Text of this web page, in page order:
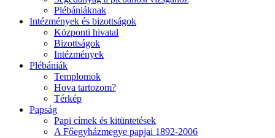
Plébániáknak
Intézmények és bizottságok
Központi hivatal
Bizottságok
Intézmények
Plébániák
Templomok
Hova tartozom?
Térkép
Papság
Papi címek és kitüntetések
A Főegyházmegye papjai 1892-2006